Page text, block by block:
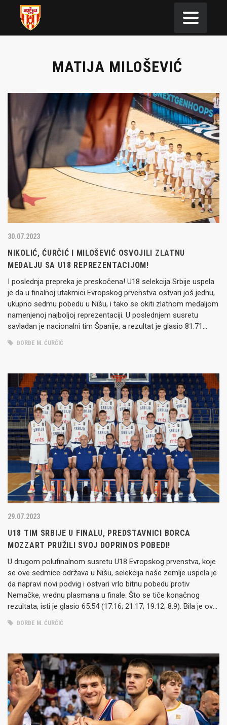
MATIJA MILOŠEVIĆ
30.07.2023
NIKOLIĆ, ĆURČIĆ I MILOŠEVIĆ OSVOJILI ZLATNU
MEDALJU SA U18 REPREZENTACIJOM!
I poslednja prepreka je preskočena! U18 selekcija Srbije uspela
je da u finalnoj utakmici Evropskog prvenstva ostvari još jednu,
ukupno sedmu pobedu u Nišu, i tako se okiti zlatnom medaljom
namenjenoj najboljoj reprezentaciji. U poslednjem susretu
savladan je nacionalni tim Španije, a rezultat je glasio 81:71
(24:24; 17:16; 15:11; 25:20). Ovo je zaista veliki podvig…
ĐORĐE M. ĆURČIĆ
29.07.2023
U18 TIM SRBIJE U FINALU, PREDSTAVNICI BORCA
MOZZART PRUŽILI SVOJ DOPRINOS POBEDI!
U drugom polufinalnom susretu U18 Evropskog prvenstva, koje
se ove sedmice održava u Nišu, selekcija naše zemlje uspela je
da napravi novi podvig i ostvari vrlo bitnu pobedu protiv
Nemačke, vrednu plasmana u finale. Što se tiče konačnog
rezultata, isti je glasio 65:54 (17:16; 21:17; 19:12; 8:9). Bila je ovo
šesta vezana pobeda izabranika selektora…
ĐORĐE M. ĆURČIĆ